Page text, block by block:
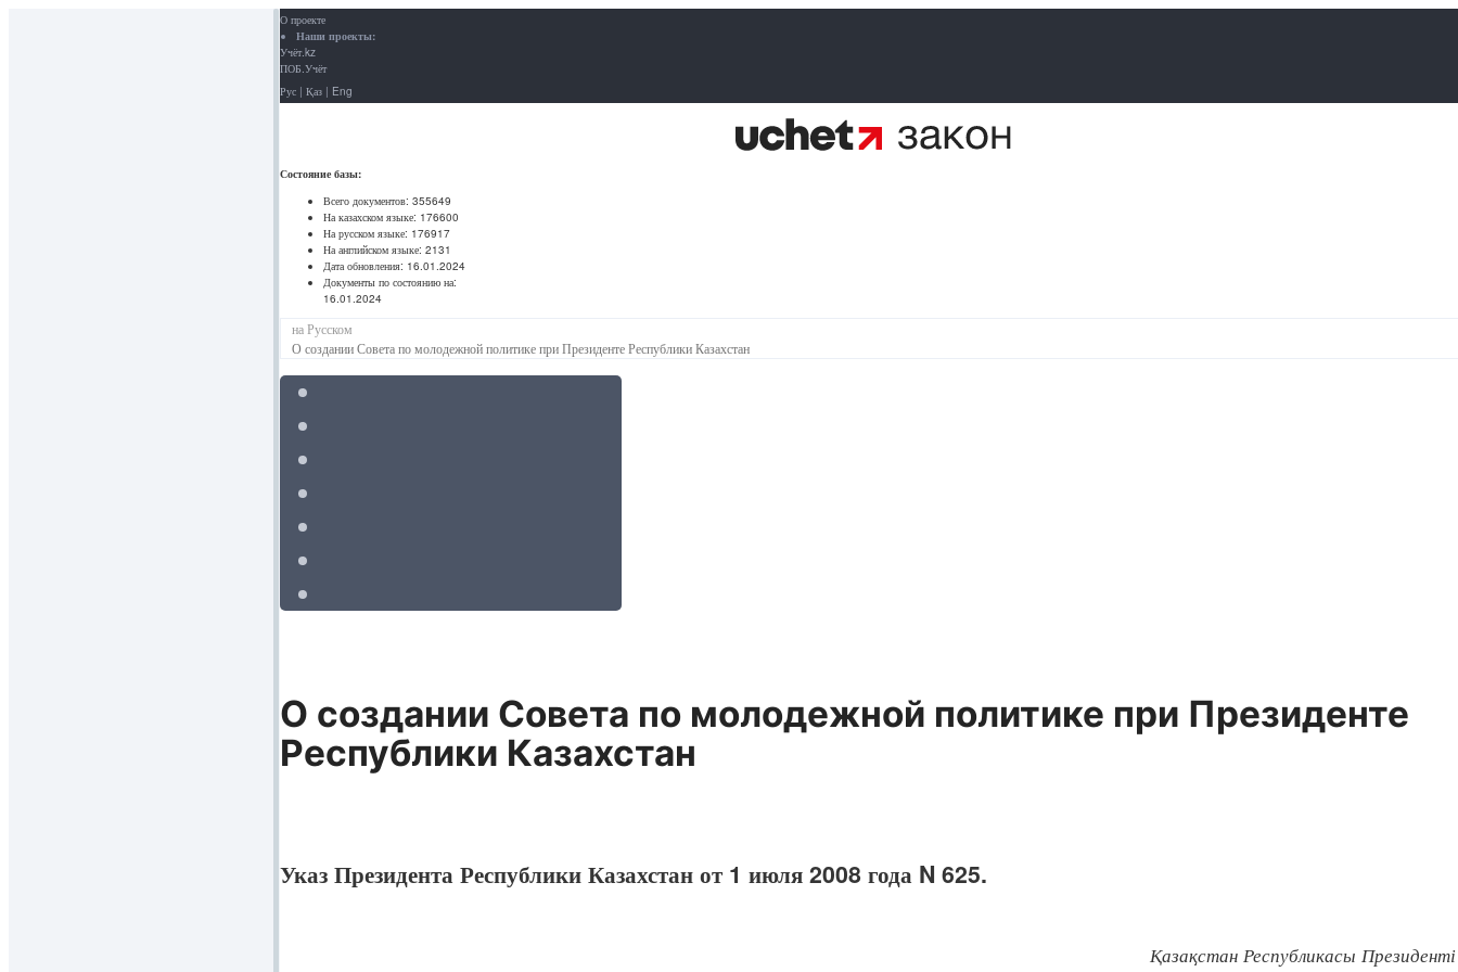
О проекте
Наши проекты:
Учёт.kz
ПОБ.Учёт
Рус | Қаз | Eng
Состояние базы:
Всего документов: 355649
На казахском языке: 176600
На русском языке: 176917
На английском языке: 2131
Дата обновления: 16.01.2024
Документы по состоянию на:
16.01.2024
на Русском
О создании Совета по молодежной политике при Президенте Республики Казахстан
О создании Совета по молодежной политике при Президенте
Республики Казахстан
Указ Президента Республики Казахстан от 1 июля 2008 года N 625.
Қазақстан Республикасы